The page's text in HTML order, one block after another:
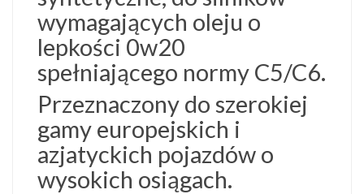
wymagających oleju o
lepkości 0w20
spełniającego normy C5/C6.
Przeznaczony do szerokiej
gamy europejskich i
azjatyckich pojazdów o
wysokich osiągach.